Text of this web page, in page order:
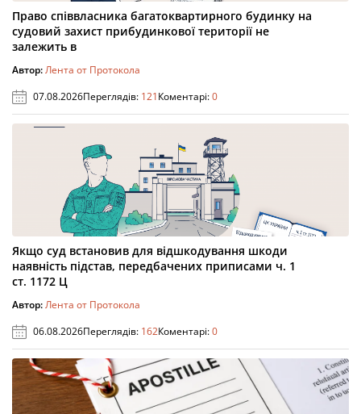
Право співвласника багатоквартирного будинку на
судовий захист прибудинкової території не
залежить в
Автор:Лента от Протокола
07.08.2026Переглядів: 121Коментарі:0
Якщо суд встановив для відшкодування шкоди
наявність підстав, передбачених приписами ч. 1
ст. 1172 Ц
Автор:Лента от Протокола
06.08.2026Переглядів: 162Коментарі:0